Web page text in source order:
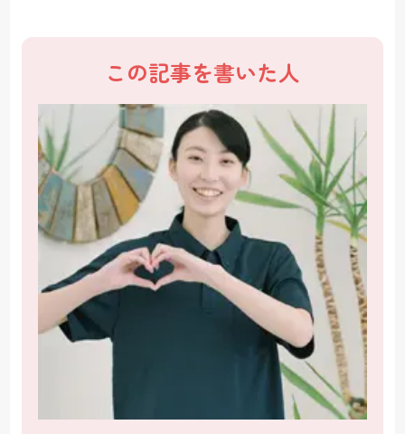
この記事を書いた人